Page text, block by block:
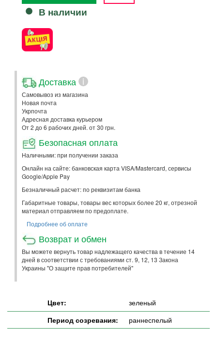
В наличии
Доставка i
Самовывоз из магазина
Новая почта
Укрпочта
Адресная доставка курьером
От 2 до 6 рабочих дней. от 30 грн.
Безопасная оплата
Наличными: при получении заказа
Онлайн на сайте: банковская карта VISA/Mastercard, сервисы
Google/Apple Pay
Безналичный расчет: по реквизитам банка
Габаритные товары, товары вес которых более 20 кг, отрезной
материал отправляем по предоплате.
Подробнее об оплате
Возврат и обмен
Вы можете вернуть товар надлежащего качества в течение 14
дней в соответствии с требованиями ст. 9, 12, 13 Закона
Украины "О защите прав потребителей"
Цвет:
зеленый
Период созревания:
раннеспелый